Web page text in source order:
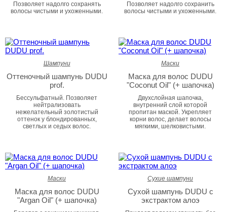
Позволяет надолго сохранять
волосы чистыми и ухоженными.
Позволяет надолго сохранить
волосы чистыми и ухоженными.
Шампуни
Оттеночный шампунь DUDU
prof.
Бессульфатный. Позволяет
нейтрализовать
нежелательный золотистый
оттенок у блондированных,
светлых и седых волос.
Маски
Маска для волос DUDU
"Coconut Oil" (+ шапочка)
Двухслойная шапочка,
внутренний слой которой
пропитан маской. Укрепляет
корни волос, делает волосы
мягкими, шелковистыми.
Маски
Маска для волос DUDU
"Argan Oil" (+ шапочка)
Сухие шампуни
Сухой шампунь DUDU с
экстрактом алоэ